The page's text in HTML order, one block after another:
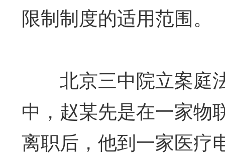
限制制度的适用范围。
北京三中院立案庭
中，赵某先是在一家物
离职后，他到一家医疗